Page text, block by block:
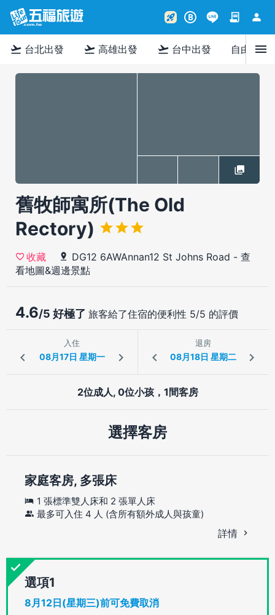
rocket_launch B contract person
flight_takeoff 台北出發 flight_takeoff 高雄出發 flight_takeoff 台中出發 自由行menu
舊牧師寓所(The Old
Rectory)
收藏 DG12 6AWAnnan12 St Johns Road - 查
看地圖&週邊景點
4.6/5 好極了 旅客給了住宿的便利性 5/5 的評價
入住 退房
2位成人, 0位小孩，1間客房
選擇客房
家庭客房, 多張床
1 張標準雙人床和 2 張單人床
最多可入住 4 人 (含所有額外成人與孩童)
詳情
選項
8月12日(星期三)前可免費取消